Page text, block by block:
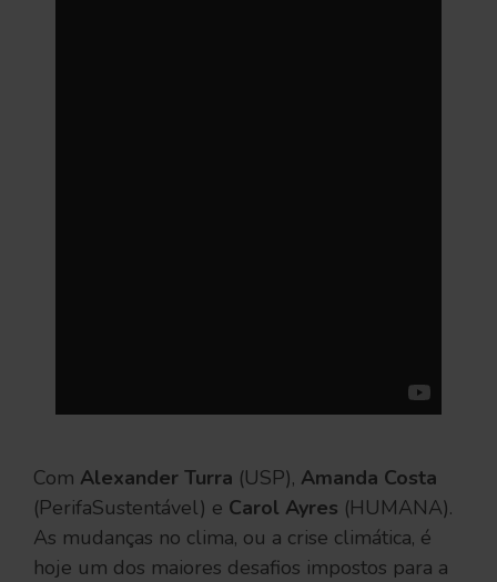
Com Alexander Turra (USP), Amanda Costa
(PerifaSustentável) e Carol Ayres (HUMANA).
As mudanças no clima, ou a crise climática, é
hoje um dos maiores desafios impostos para a